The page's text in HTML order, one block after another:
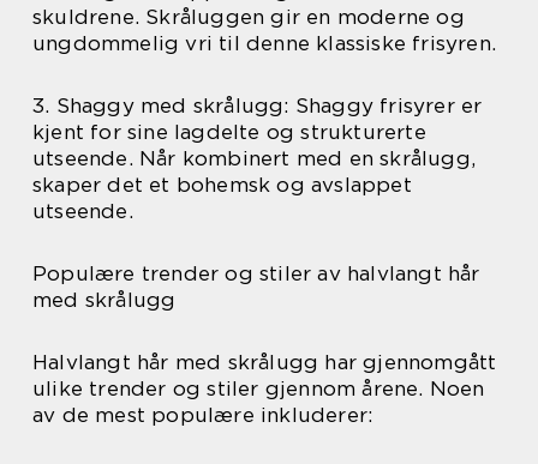
skuldrene. Skråluggen gir en moderne og
ungdommelig vri til denne klassiske frisyren.
3. Shaggy med skrålugg: Shaggy frisyrer er
kjent for sine lagdelte og strukturerte
utseende. Når kombinert med en skrålugg,
skaper det et bohemsk og avslappet
utseende.
Populære trender og stiler av halvlangt hår
med skrålugg
Halvlangt hår med skrålugg har gjennomgått
ulike trender og stiler gjennom årene. Noen
av de mest populære inkluderer: